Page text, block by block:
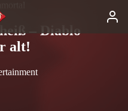
– Diablo
alt!